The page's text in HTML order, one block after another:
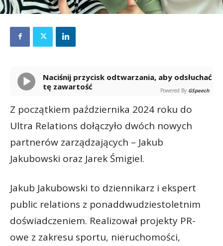
Naciśnij przycisk odtwarzania, aby odsłuchać
tę zawartość
Powered By GSpeech
Z początkiem października 2024 roku do
Ultra Relations dołączyło dwóch nowych
partnerów zarządzających – Jakub
Jakubowski oraz Jarek Śmigiel.
Jakub Jakubowski to dziennikarz i ekspert
public relations z ponaddwudziestoletnim
doświadczeniem. Realizował projekty PR-
owe z zakresu sportu, nieruchomości,